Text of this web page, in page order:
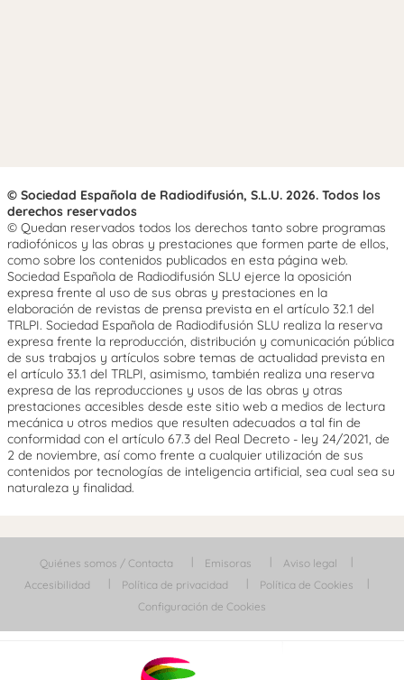
© Sociedad Española de Radiodifusión, S.L.U. 2026. Todos los
derechos reservados
© Quedan reservados todos los derechos tanto sobre programas
radiofónicos y las obras y prestaciones que formen parte de ellos,
como sobre los contenidos publicados en esta página web.
Sociedad Española de Radiodifusión SLU ejerce la oposición
expresa frente al uso de sus obras y prestaciones en la
elaboración de revistas de prensa prevista en el artículo 32.1 del
TRLPI. Sociedad Española de Radiodifusión SLU realiza la reserva
expresa frente la reproducción, distribución y comunicación pública
de sus trabajos y artículos sobre temas de actualidad prevista en
el artículo 33.1 del TRLPI, asimismo, también realiza una reserva
expresa de las reproducciones y usos de las obras y otras
prestaciones accesibles desde este sitio web a medios de lectura
mecánica u otros medios que resulten adecuados a tal fin de
conformidad con el artículo 67.3 del Real Decreto - ley 24/2021, de
2 de noviembre, así como frente a cualquier utilización de sus
contenidos por tecnologías de inteligencia artificial, sea cual sea su
naturaleza y finalidad.
Quiénes somos / Contacta Emisoras
Aviso legal
Accesibilidad
Política de privacidad
Política de Cookies
Configuración de Cookies